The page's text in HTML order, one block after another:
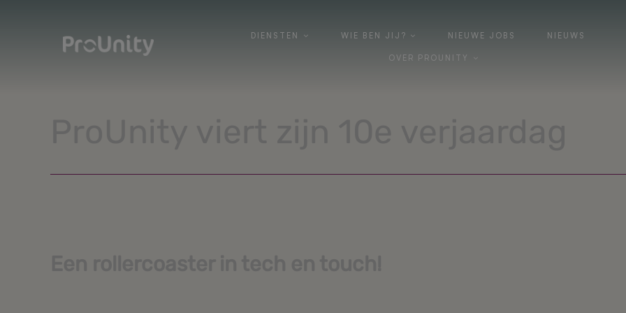
DIENSTEN WIE BEN JIJ? NIEUWE JOBS NIEUWS
OVER PROUNITY
DIENSTEN WIE BEN JIJ? NIEUWE JOBS NIEUWS
OVER PROUNITY